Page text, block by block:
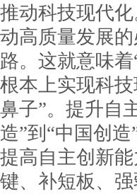
推动科技现代
动高质量发展
路。这就意味
根本上实现科
鼻子”。提升自
造”到“中国创
提高自主创新
键、补短板、